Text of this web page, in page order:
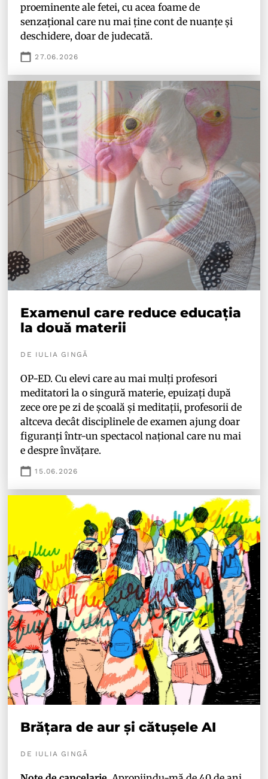
proeminente ale fetei, cu acea foame de
senzațional care nu mai ține cont de nuanțe și
deschidere, doar de judecată.
27.06.2026
Examenul care reduce educația
la două materii
DE IULIA GINGĂ
OP-ED. Cu elevi care au mai mulți profesori
meditatori la o singură materie, epuizați după
zece ore pe zi de școală și meditații, profesorii de
altceva decât disciplinele de examen ajung doar
figuranți într-un spectacol național care nu mai
e despre învățare.
15.06.2026
Brățara de aur și cătușele AI
DE IULIA GINGĂ